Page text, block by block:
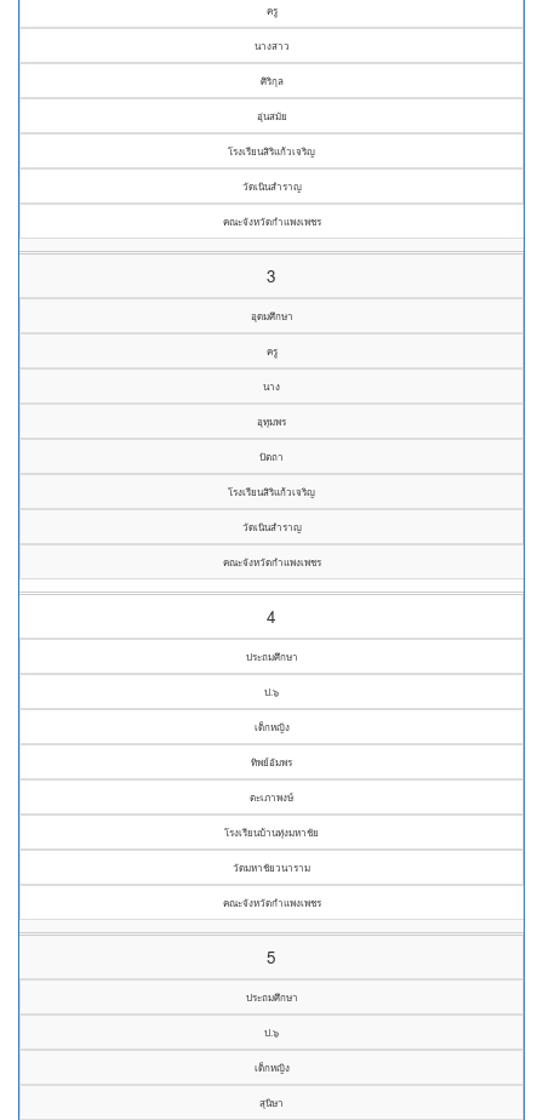
ครู
นางสาว
ศิริกุล
อุ่นสมัย
โรงเรียนสิริแก้วเจริญ
วัดเนินสำราญ
คณะจังหวัดกำแพงเพชร
3
อุดมศึกษา
ครู
นาง
อุทุมพร
ปัตถา
โรงเรียนสิริแก้วเจริญ
วัดเนินสำราญ
คณะจังหวัดกำแพงเพชร
4
ประถมศึกษา
ป.๖
เด็กหญิง
ทิพย์อัมพร
ตะเภาพงษ์
โรงเรียนบ้านทุ่งมหาชัย
วัดมหาชัยวนาราม
คณะจังหวัดกำแพงเพชร
5
ประถมศึกษา
ป.๖
เด็กหญิง
สุนิษา